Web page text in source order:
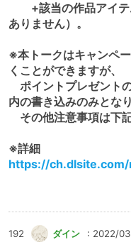
+該当の作品アイテ
ありません）。
※本トークはキャンペ
くことができますが、
ポイントプレゼント
内の書き込みのみとなり
その他注意事項は下
※詳細
https://
192 ダイン : 2022/